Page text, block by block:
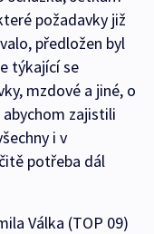
požadavky již
předložen byl
týkající se
mzdové a jiné, o
zajistili
i v
potřeba dál
Válka (TOP 09)